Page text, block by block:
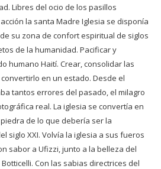
Libres del ocio de los pasillos
la santa Madre Iglesia se disponía
su zona de confort espiritual de siglos
de la humanidad. Pacificar y
humano Haití. Crear, consolidar las
en un estado. Desde el
tantos errores del pasado, el milagro
real. La iglesia se convertía en
de lo que debería ser la
siglo XXI. Volvía la iglesia a sus fueros
sabor a Ufizzi, junto a la belleza del
Con las sabias directrices del